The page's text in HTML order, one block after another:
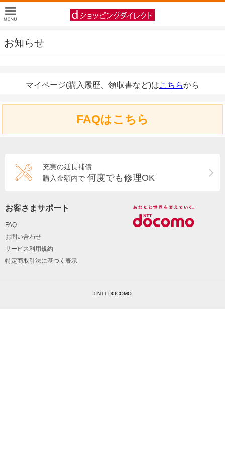
お知らせ
マイページ(購入履歴、領収書など)はこちらから
FAQはこちら
充実の延長補償
購入金額内で 何度でも修理OK
お客さまサポート
FAQ
お問い合わせ
サービス利用規約
特定商取引法に基づく表示
©NTT DOCOMO